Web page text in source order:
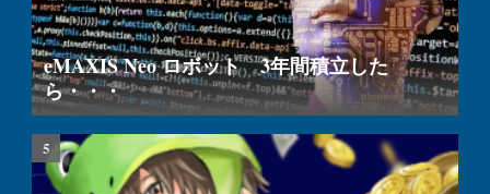
eMAXIS Neo ロボット 3年間積立した
ら・・・